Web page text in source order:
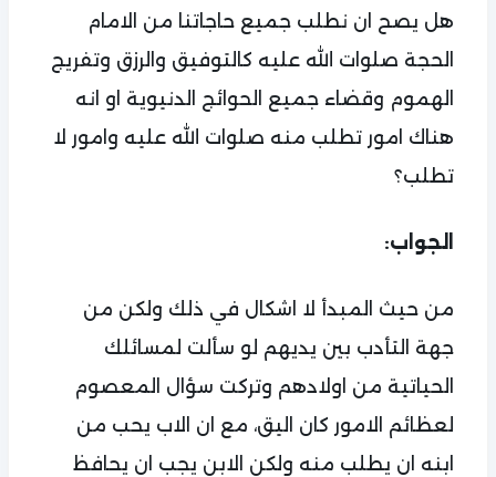
هل يصح ان نطلب جميع حاجاتنا من الامام
الحجة صلوات الله عليه كالتوفيق والرزق وتفريج
الهموم وقضاء جميع الحوائج الدنيوية او انه
هناك امور تطلب منه صلوات الله عليه وامور لا
تطلب؟
الجواب:
من حيث المبدأ لا اشكال في ذلك ولكن من
جهة التأدب بين يديهم لو سألت لمسائلك
الحياتية من اولادهم وتركت سؤال المعصوم
لعظائم الامور كان اليق، مع ان الاب يحب من
ابنه ان يطلب منه ولكن الابن يجب ان يحافظ